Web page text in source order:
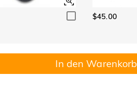
$45.00
In den Warenkorb